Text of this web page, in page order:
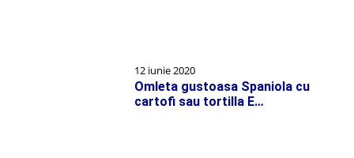
12 iunie 2020
Omleta gustoasa Spaniola cu
cartofi sau tortilla E…